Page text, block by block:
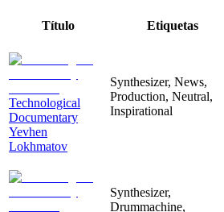
Título Etiquetas
Technological
Documentary
Yevhen
Lokhmatov
Synthesizer, News,
Production, Neutral,
Inspirational
Synthesizer,
Drummachine,